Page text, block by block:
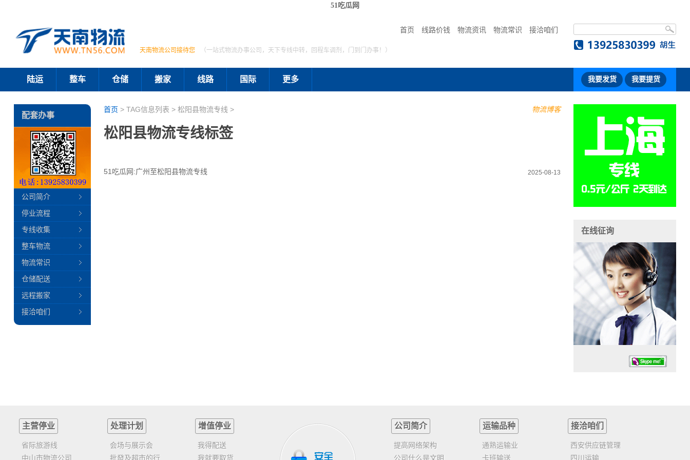
51吃瓜网
首页 线路价钱 物流资讯 物流常识 接洽咱们
天南物流公司接待您 （一站式物流办事公司，天下专线中转，回程车调剂，门到门办事！）
陆运 整车 仓储 搬家 线路 国际 更多 我要发货 我要提货
物流博客
首页 > TAG信息列表 > 松阳县物流专线 >
松阳县物流专线标签
2025-08-13
51吃瓜网:广州至松阳县物流专线
配套办事
公司简介
停业流程
专线收集
整车物流
物流常识
仓储配送
远程搬家
接洽咱们
在线征询
任务时候：07:30 – – 23:30
主营停业
省际旅游线
中山市物流公司
处理计划
会场与展示会
批發及超市的行
增值停业
我得配送
我就要取货
公司简介
提高网络架构
公司什么是文明
运输品种
通熟运输业
卡班输送
接洽咱们
西安供应链管理
四川运输